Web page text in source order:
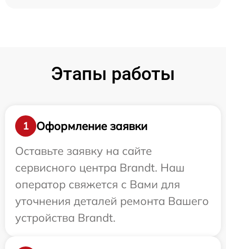
Этапы работы
1
Оформление заявки
Оставьте заявку на сайте
сервисного центра Brandt. Наш
оператор свяжется с Вами для
уточнения деталей ремонта Вашего
устройства Brandt.